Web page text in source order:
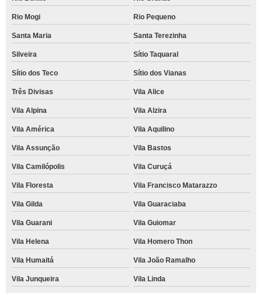
Rio Mogi Rio Pequeno
Santa Maria Santa Terezinha
Silveira Sítio Taquaral
Sítio dos Teco Sítio dos Vianas
Três Divisas Vila Alice
Vila Alpina Vila Alzira
Vila América Vila Aquilino
Vila Assunção Vila Bastos
Vila Camilópolis Vila Curuçá
Vila Floresta Vila Francisco Matarazzo
Vila Gilda Vila Guaraciaba
Vila Guarani Vila Guiomar
Vila Helena Vila Homero Thon
Vila Humaitá Vila João Ramalho
Vila Junqueira Vila Linda